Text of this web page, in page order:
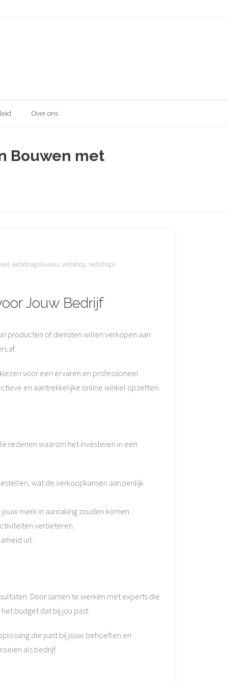
Over ons
Bouwen met
,webdesignbureau,webshop,webshops
Jouw Bedrijf
producten of diensten willen verkopen aan
af.
voor een ervaren en professioneel
en aantrekkelijke online winkel opzetten.
redenen waarom het investeren in een
wat de verkoopkansen aanzienlijk
merk in aanraking zouden komen.
verbeteren.
uit.
Door samen te werken met experts die
budget dat bij jou past.
die past bij jouw behoeften en
als bedrijf.